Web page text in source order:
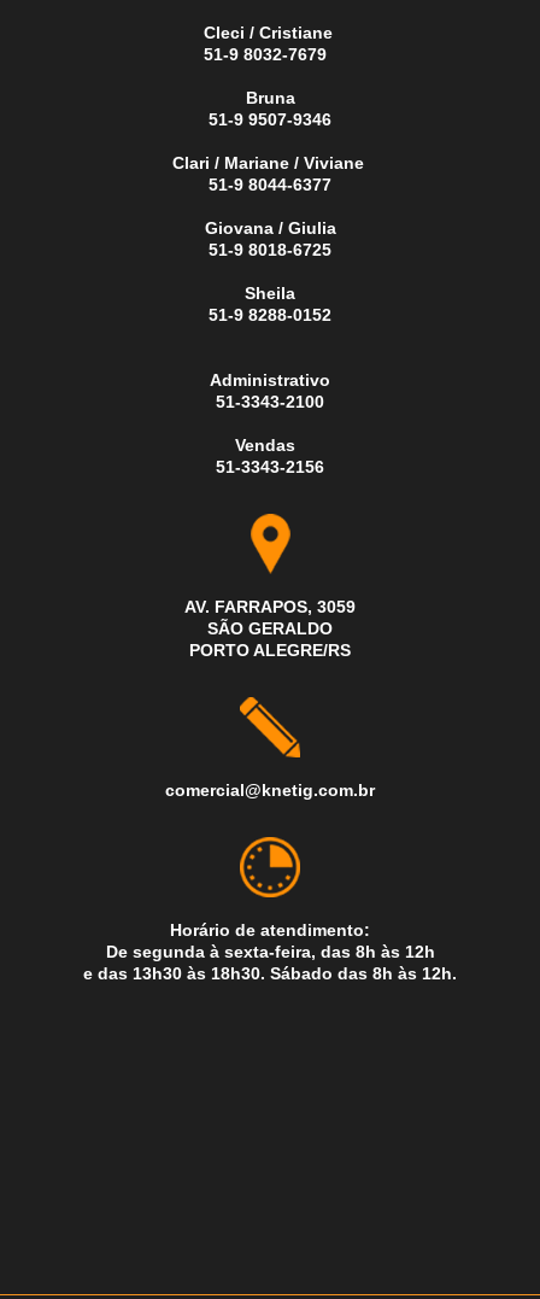
Cleci / Cristiane
51-9 8032-7679
Bruna
51-9 9507-9346
Clari / Mariane / Viviane
51-9 8044-6377
Giovana / Giulia
51-9 8018-6725
Sheila
51-9 8288-0152
Administrativo
51-3343-2100
Vendas
51-3343-2156
AV. FARRAPOS, 3059
SÃO GERALDO
PORTO ALEGRE/RS
comercial@knetig.com.br
Horário de atendimento:
De segunda à sexta-feira, das 8h às 12h
e das 13h30 às 18h30. Sábado das 8h às 12h.